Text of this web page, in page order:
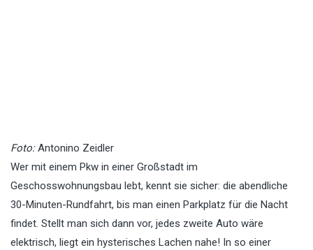
Foto:Antonino Zeidler
Wer mit einem Pkw in einer Großstadt im
Geschosswohnungsbau lebt, kennt sie sicher: die abendliche
30-Minuten-Rundfahrt, bis man einen Parkplatz für die Nacht
findet. Stellt man sich dann vor, jedes zweite Auto wäre
elektrisch, liegt ein hysterisches Lachen nahe! In so einer